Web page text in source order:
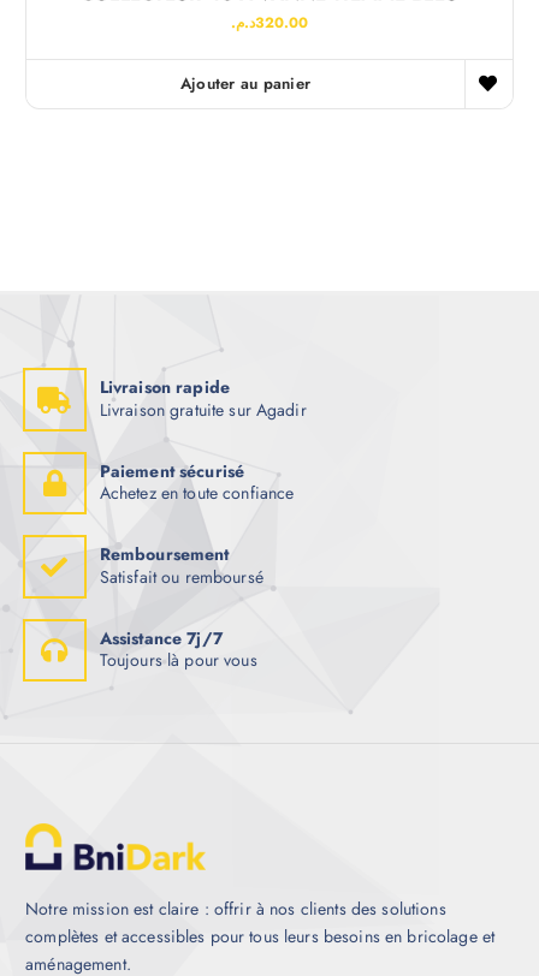
320.00د.م.
Ajouter au panier
Livraison rapide
Livraison gratuite sur Agadir
Paiement sécurisé
Achetez en toute confiance
Remboursement
Satisfait ou remboursé
Assistance 7j/7
Toujours là pour vous
Notre mission est claire : offrir à nos clients des solutions
complètes et accessibles pour tous leurs besoins en bricolage et
aménagement.